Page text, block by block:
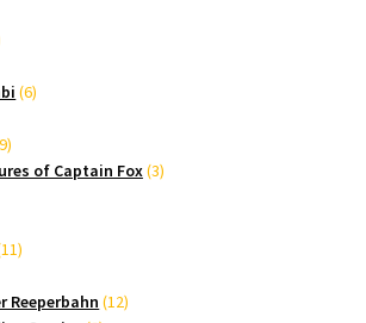
66
29
Produkte
of Captain Fox 33
1111
Reeperbahn 1212